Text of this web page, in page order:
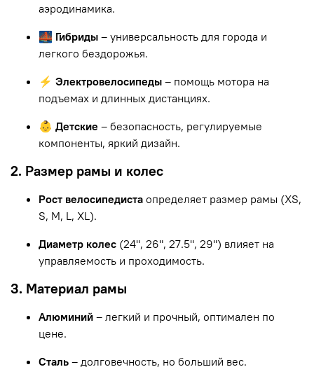
аэродинамика.
🌉 Гибриды – универсальность для города и
легкого бездорожья.
⚡ Электровелосипеды – помощь мотора на
подъемах и длинных дистанциях.
👶 Детские – безопасность, регулируемые
компоненты, яркий дизайн.
2. Размер рамы и колес
Рост велосипедиста определяет размер рамы (XS,
S, M, L, XL).
Диаметр колес (24", 26", 27.5", 29") влияет на
управляемость и проходимость.
3. Материал рамы
Алюминий – легкий и прочный, оптимален по
цене.
Сталь – долговечность, но больший вес.